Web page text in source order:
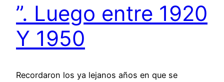
”. Luego entre 1920
Y 1950
Recordaron los ya lejanos años en que se